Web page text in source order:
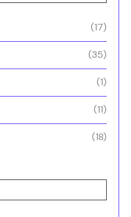
(17)
(35)
(1)
(11)
(18)